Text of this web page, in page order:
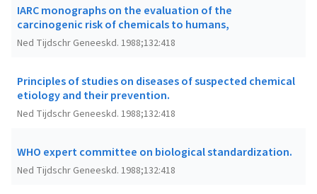
IARC monographs on the evaluation of the
carcinogenic risk of chemicals to humans,
Ned Tijdschr Geneeskd. 1988;132:418
Principles of studies on diseases of suspected chemical
etiology and their prevention.
Ned Tijdschr Geneeskd. 1988;132:418
WHO expert committee on biological standardization.
Ned Tijdschr Geneeskd. 1988;132:418